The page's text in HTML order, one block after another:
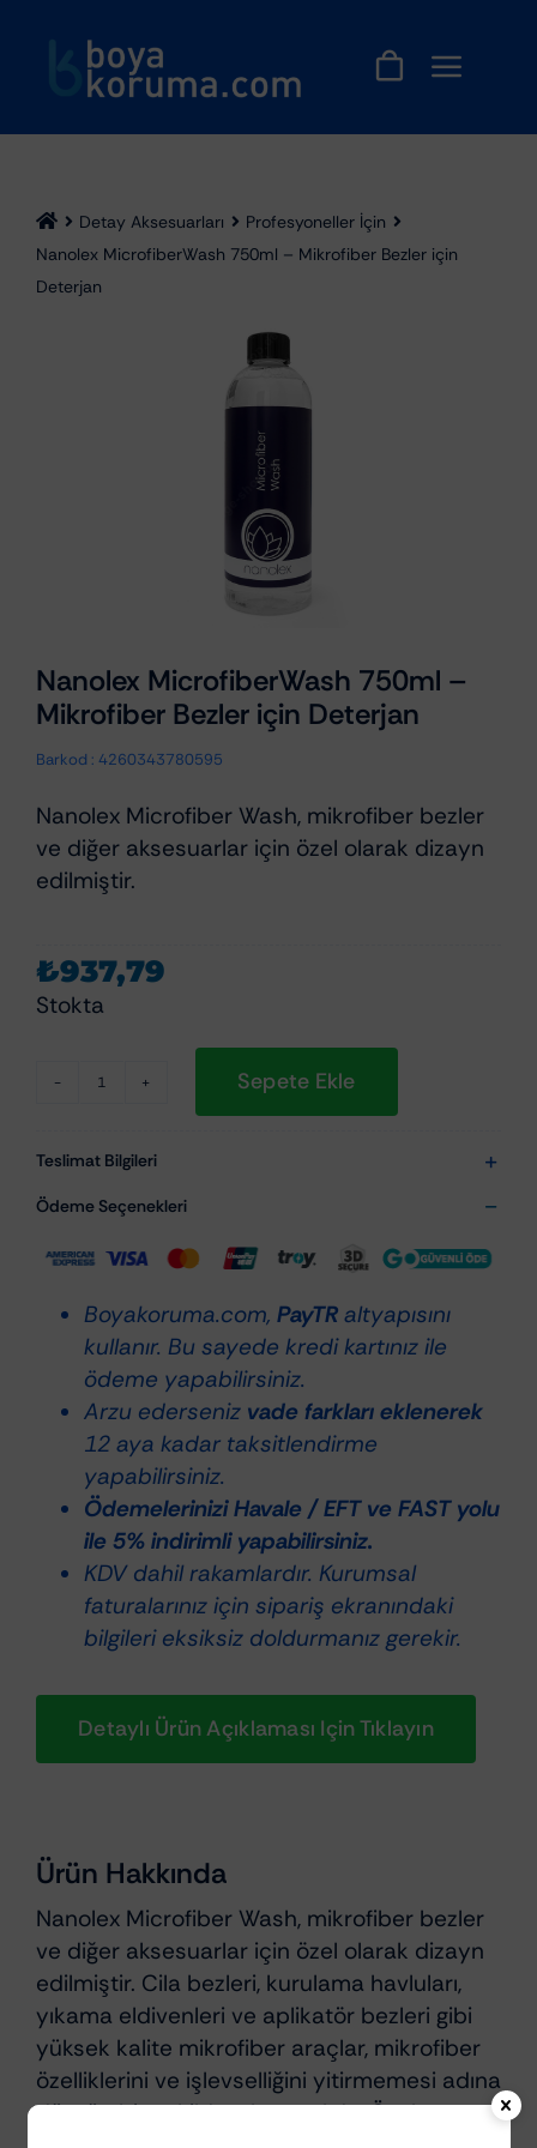
Detay Aksesuarları
Profesyoneller İçin
Nanolex MicrofiberWash 750ml – Mikrofiber Bezler için
Deterjan
Nanolex MicrofiberWash 750ml –
Mikrofiber Bezler için Deterjan
Barkod : 4260343780595
Nanolex Microfiber Wash, mikrofiber bezler
ve diğer aksesuarlar için özel olarak dizayn
edilmiştir.
₺937,79
Stokta
Nanolex
750ml
-
Mikrofiber
Bezler
Deterjan
adet
Sepete Ekle
Teslimat Bilgileri
Ödeme Seçenekleri
Boyakoruma.com, PayTRaltyapısını
kullanır. Bu sayede kredi kartınız ile
ödeme yapabilirsiniz.
Arzu ederseniz vade farkları eklenerek
12 aya kadar taksitlendirme
yapabilirsiniz.
Ödemelerinizi Havale / EFT ve FAST yolu
ile 5% indirimli yapabilirsiniz.
KDV dahil rakamlardır. Kurumsal
faturalarınız için sipariş ekranındaki
bilgileri eksiksiz doldurmanız gerekir.
Detaylı Ürün Açıklaması Için Tıklayın
Ürün Hakkında
Nanolex Microfiber Wash, mikrofiber bezler
ve diğer aksesuarlar için özel olarak dizayn
edilmiştir. Cila bezleri, kurulama havluları,
yıkama eldivenleri ve aplikatör bezleri gibi
yüksek kalite mikrofiber araçlar, mikrofiber
özelliklerini ve işlevselliğini yitirmemesi adına
düzgün bir şekilde yıkanmalıdır. Özel